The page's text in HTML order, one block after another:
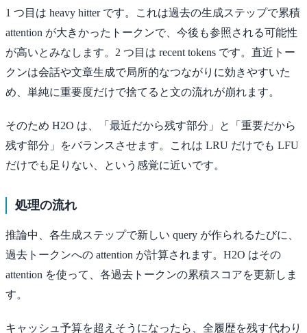
1 つ目は heavy hitter です。これは過去の生成ステップで累積
attention が大きかったトークンで、今後も参照される可能性
が高いとみなします。2 つ目は recent tokens です。直近トー
クンは会話や文章生成で局所的なつながりに効きやすいた
め、単純に重要度だけで捨てると文の流れが崩れます。
そのため H2O は、「最近だから残す部分」と「重要だから
残す部分」をバランスさせます。これは LRU だけでも LFU
だけでも足りない、という感覚に近いです。
処理の流れ
推論中、各生成ステップで新しい query が作られるたびに、
過去トークンへの attention が計算されます。H2O はその
attention を使って、各過去トークンの累積スコアを更新しま
す。
キャッシュ予算を超えそうになったら、全履歴を残す代わり